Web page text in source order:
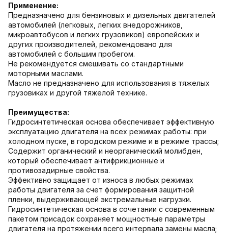
Применение:
Предназначено для бензиновых и дизельных двигателей
автомобилей (легковых, легких внедорожников,
микроавтобусов и легких грузовиков) европейских и
других производителей, рекомендовано для
автомобилей с большим пробегом.
Не рекомендуется смешивать со стандартными
моторными маслами.
Масло не предназначено для использования в тяжелых
грузовиках и другой тяжелой технике.
Преимущества:
Гидросинтетическая основа обеспечивает эффективную
эксплуатацию двигателя на всех режимах работы: при
холодном пуске, в городском режиме и в режиме трассы;
Содержит органический и неорганический молибден,
который обеспечивает антифрикционные и
противозадирные свойства.
Эффективно защищает от износа в любых режимах
работы двигателя за счет формирования защитной
пленки, выдерживающей экстремальные нагрузки.
Гидросинтетическая основа в сочетании с современным
пакетом присадок сохраняет мощностные параметры
двигателя на протяжении всего интервала замены масла;